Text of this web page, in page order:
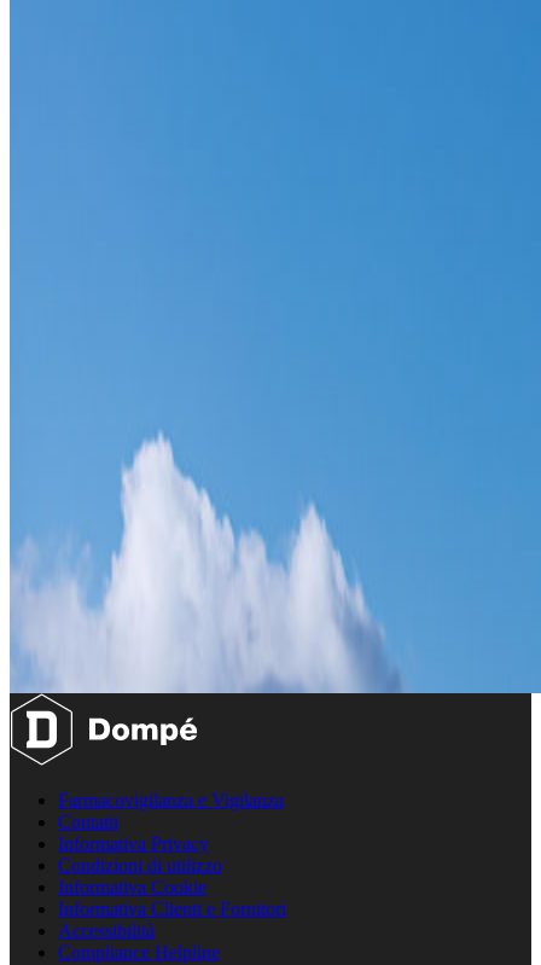
Farmacovigilanza e Vigilanza
Contatti
Informativa Privacy
Condizioni di utilizzo
Informativa Cookie
Informativa Clienti e Fornitori
Accessibilità
Compliance Helpline